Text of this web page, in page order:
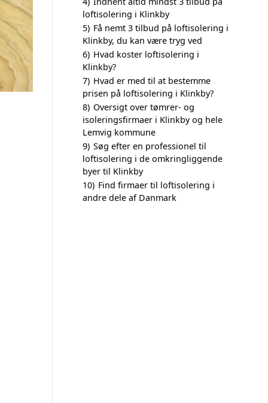
loftisolering i Klinkby
5) Få nemt 3 tilbud på loftisolering i
Klinkby, du kan være tryg ved
6) Hvad koster loftisolering i
Klinkby?
7) Hvad er med til at bestemme
prisen på loftisolering i Klinkby?
8) Oversigt over tømrer- og
isoleringsfirmaer i Klinkby og hele
Lemvig kommune
9) Søg efter en professionel til
loftisolering i de omkringliggende
byer til Klinkby
10) Find firmaer til loftisolering i
andre dele af Danmark